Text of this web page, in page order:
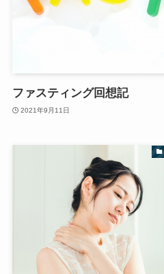
ファスティング回想記
2021年9月11日